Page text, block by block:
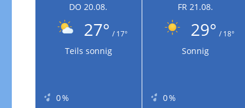
DO 20.08.
27° / 17°
Teils sonnig
0 %
FR 21.08.
29° / 18°
Sonnig
0 %